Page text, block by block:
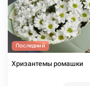
Последний
Хризантемы ромашки